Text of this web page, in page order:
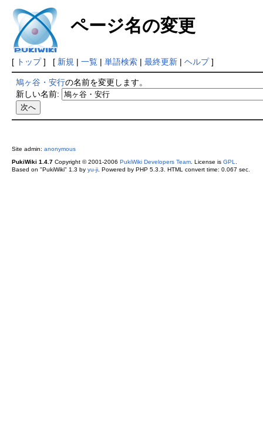
ページ名の変更
[ トップ] [ 新規 | 一覧| 単語検索| 最終更新| ヘルプ]
鳩ヶ谷・安行の名前を変更します。
新しい名前:
Site admin: anonymous
PukiWiki 1.4.7Copyright © 2001-2006 PukiWiki Developers Team. License is GPL
Based on "PukiWiki" 1.3 by yu-ji. Powered by PHP 5.3.3. HTML convert time: 0.067 sec.